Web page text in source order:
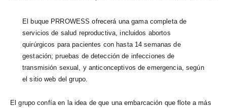
El buque PRROWESS ofrecerá una gama completa de
servicios de salud reproductiva, incluidos abortos
quirúrgicos para pacientes con hasta 14 semanas de
gestación; pruebas de detección de infecciones de
transmisión sexual, y anticonceptivos de emergencia, según
el sitio web del grupo.
El grupo confía en la idea de que una embarcación que flote a más